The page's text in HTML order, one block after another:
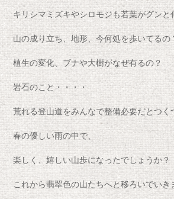
キリシマミズキやシロモジも若葉がグンと
山の成り立ち、地形、今何処を歩いてるの
植生の変化、ブナや大樹がなぜ有るの？
岩石のこと・・・・
荒れる登山道をみんなで整備必要だとつく
春の優しい雨の中で、
楽しく、嬉しい山歩になったでしょうか？
これから翡翠色の山たちへと移ろいでいき